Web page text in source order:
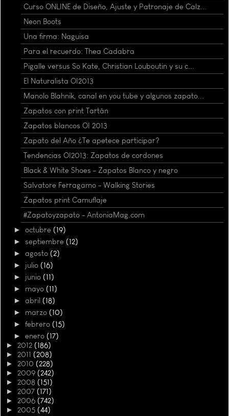
Curso ONLINE de Diseño, Ajuste y Patronaje de Calz...
Neon Boots
Una firma: Naguisa
Para el recuerdo: Thea Cadabra
Pigalle versus So Kate, Christian Louboutin y su c...
El Naturalista OI2013
Manolo Blahnik, canal en you tube y algunos zapato...
Zapatos con print Tartán
Zapatos blancos OI 2013
Zapato del Año ¿Te apetece participar?
Tendencias OI2013: Zapatos de cordones
Black & White Shoes - Zapatos Blanco y negro
Salvatore Ferragamo - Walking Stories
Zapatos print Camuflaje
#Zapatoyzapato - AntoniaMag.com
► octubre (19)
► septiembre (12)
► agosto (2)
► julio (16)
► junio (11)
► mayo (11)
► abril (18)
► marzo (10)
► febrero (15)
► enero (17)
► 2012 (186)
► 2011 (208)
► 2010 (228)
► 2009 (242)
► 2008 (151)
► 2007 (171)
► 2006 (742)
► 2005 (44)